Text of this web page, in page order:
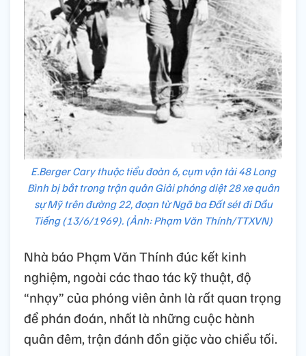
E.Berger Cary thuộc tiểu đoàn 6, cụm vận tải 48 Long
Bình bị bắt trong trận quân Giải phóng diệt 28 xe quân
sự Mỹ trên đường 22, đoạn từ Ngã ba Đất sét đi Dầu
Tiếng (13/6/1969). (Ảnh: Phạm Văn Thính/TTXVN)
Nhà báo Phạm Văn Thính đúc kết kinh
nghiệm, ngoài các thao tác kỹ thuật, độ
“nhạy” của phóng viên ảnh là rất quan trọng
để phán đoán, nhất là những cuộc hành
quân đêm, trận đánh đồn giặc vào chiều tối.